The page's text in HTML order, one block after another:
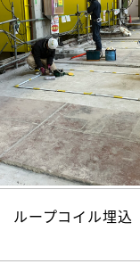
ループコイル埋込